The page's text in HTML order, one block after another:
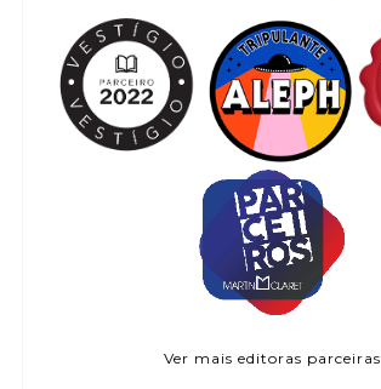
Ver mais editoras parceiras